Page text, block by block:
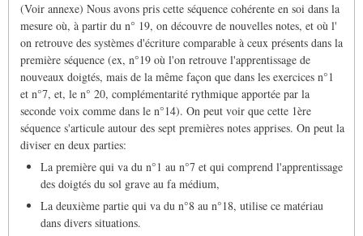
(Voir annexe) Nous avons pris cette séquence cohérente en soi dans la
mesure où, à partir du n° 19, on découvre de nouvelles notes, et où l'
on retrouve des systèmes d'écriture comparable à ceux présents dans la
première séquence (ex, n°19 où l'on retrouve l'apprentissage de
nouveaux doigtés, mais de la même façon que dans les exercices n°1
et n°7, et, le n° 20, complémentarité rythmique apportée par la
seconde voix comme dans le n°14). On peut voir que cette 1ère
séquence s'articule autour des sept premières notes apprises. On peut la
diviser en deux parties:
La première qui va du n°1 au n°7 et qui comprend l'apprentissage
des doigtés du sol grave au fa médium,
La deuxième partie qui va du n°8 au n°18, utilise ce matériau
dans divers situations.